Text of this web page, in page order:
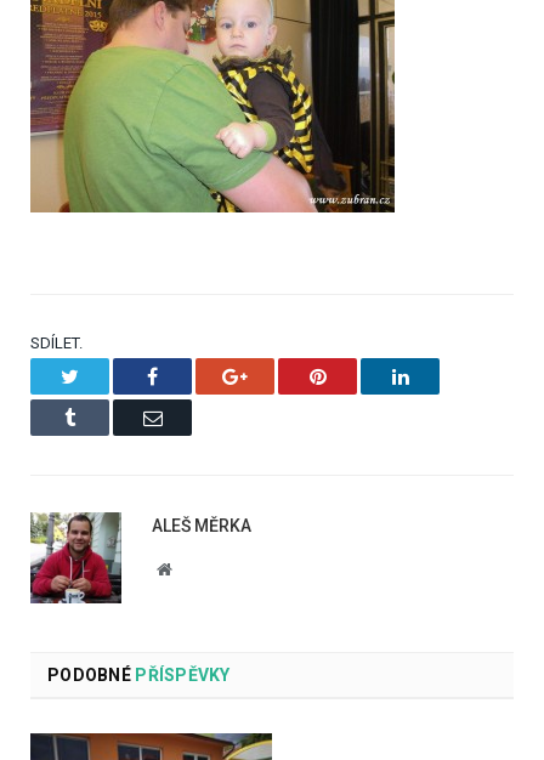
SDÍLET.
Facebook Google+ Pinterest LinkedIn
Tumblr Email
ALEŠ MĚRKA
Website
PODOBNÉPŘÍSPĚVKY